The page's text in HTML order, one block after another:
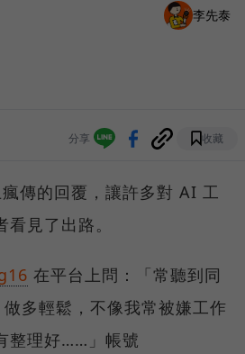
李先泰
分享 收藏
傳的回覆，讓許多對 AI 工
見了出路。
在平台上問：「常聽到同
多輕鬆，不像我常被嫌工作
整理好……」帳號